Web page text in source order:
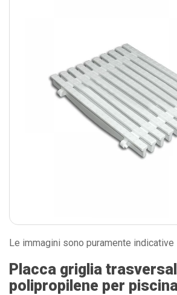
Le immagini sono puramente indicative
Placca griglia
polipropilene per